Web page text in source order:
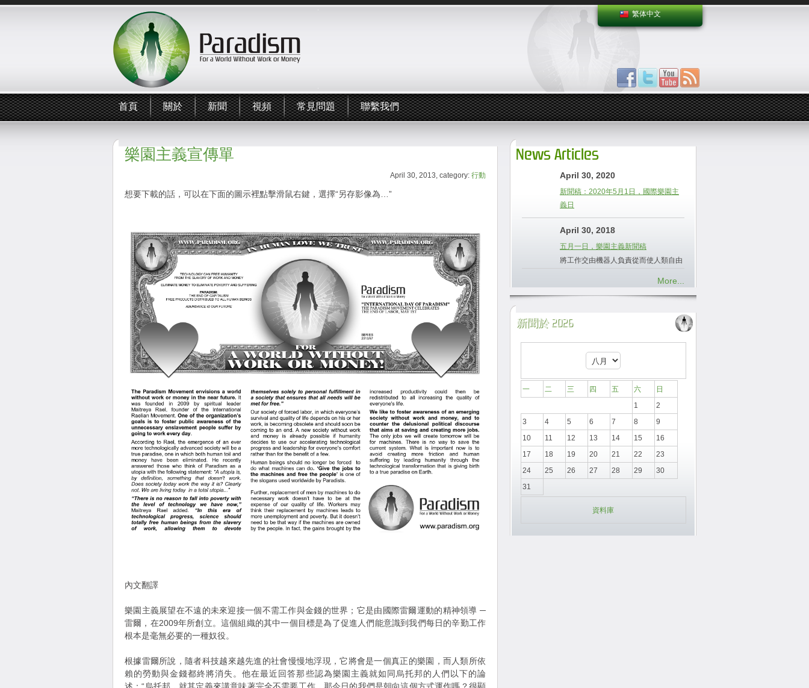
繁体中文
首頁 關於 新聞 視頻 常見問題 聯繫我們
樂園主義宣傳單
April 30, 2013, category: 行動
想要下載的話，可以在下面的圖示裡點擊滑鼠右鍵，選擇“另存影像為…”
內文翻譯
樂園主義展望在不遠的未來迎接一個不需工作與金錢的世界；它是由國際雷爾運動的精神領導 ─
雷爾，在2009年所創立。這個組織的其中一個目標是為了促進人們能意識到我們每日的辛勤工作
根本是毫無必要的一種奴役。
根據雷爾所說，隨者科技越來越先進的社會慢慢地浮現，它將會是一個真正的樂園，而人類所依
賴的勞動與金錢都終將消失。他在最近回答那些認為樂園主義就如同烏托邦的人們以下的論
述：“烏托邦，就其定義來講意味著完全不需要工作，那今日的我們是朝向這個方式運作嗎？很顯
News Articles
April 30, 2020
新聞稿：2020年5月1日，國際樂園主
義日
April 30, 2018
五月一日，樂園主義新聞稿
將工作交由機器人負責從而使人類自由
More...
新聞於 2026
一 二 三 四 五 六
日
1
2
3
4 5 6 7 8
9
10
11 12 13 14 15
16
17
18 19 20 21 22
23
24
25 26 27 28 29
30
31
資料庫